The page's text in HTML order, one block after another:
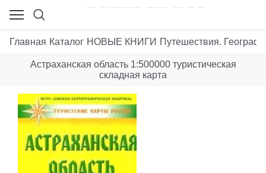
Главная Каталог НОВЫЕ КНИГИ Путешествия.
Астраханская область 1:500000 туристическая
складная карта